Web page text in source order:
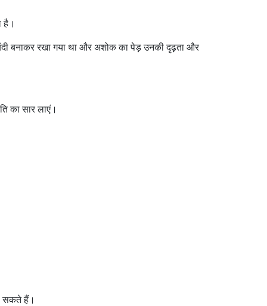
है।
बनाकर रखा गया था और अशोक का पेड़ उनकी दृढ़ता और
का सार लाएं।
सकते हैं।